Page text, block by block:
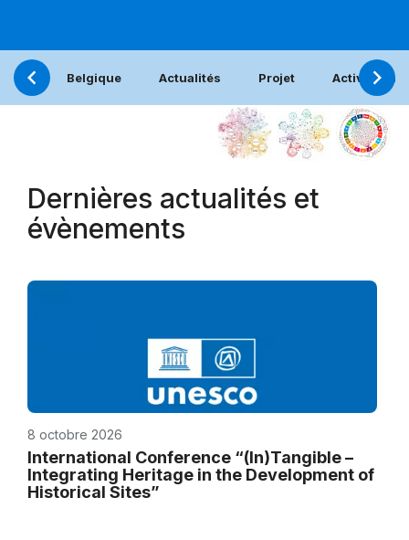
Belgique Actualités Projet Activités
Dernières actualités et
évènements
8 octobre 2026
International Conference “(In)Tangible –
Integrating Heritage in the Development of
Historical Sites”